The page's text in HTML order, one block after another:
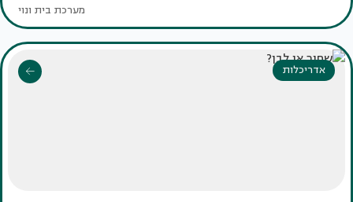
מערכת בית ונוי
אדריכלות